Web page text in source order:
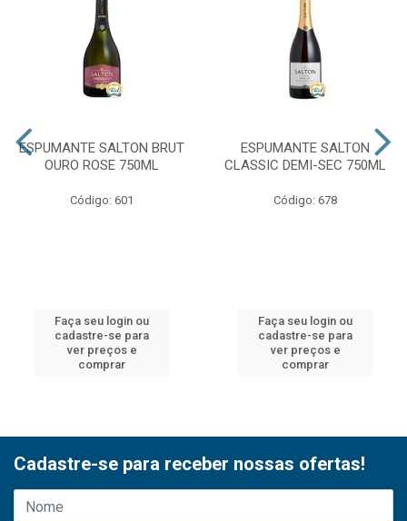
ESPUMANTE SALTON BRUT
OURO ROSE 750ML
Código: 601
Faça seu login ou
cadastre-se para
ver preços e
comprar
ESPUMANTE SALTON
CLASSIC DEMI-SEC 750ML
Código: 678
Faça seu login ou
cadastre-se para
ver preços e
comprar
Cadastre-se para receber nossas ofertas!